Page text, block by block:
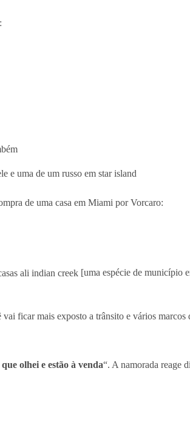
e uma de um russo em star island
de uma casa em Miami por Vorcaro:
ali indian creek [uma espécie de município
ficar mais exposto a trânsito e vários marcos
que olhei e estão à venda“. A namorada reage